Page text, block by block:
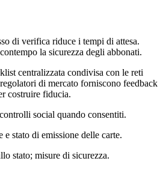
di verifica riduce i tempi di attesa.
la sicurezza degli abbonati.
centralizzata condivisa con le reti
di mercato forniscono feedback
costruire fiducia.
social quando consentiti.
stato di emissione delle carte.
stato; misure di sicurezza.